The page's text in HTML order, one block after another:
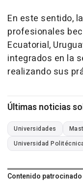
En este sentido,
profesionales
Ecuatorial,
integrados en la
realizando sus
Últimas noticias
Universidades
Universidad
Contenido patrocinado